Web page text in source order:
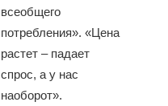
всеобщего
потребления». «Цена
растет – падает
спрос, а у нас
наоборот».